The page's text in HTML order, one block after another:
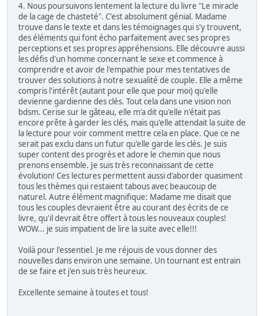
4. Nous poursuivons lentement la lecture du livre "Le miracle
de la cage de chasteté". C'est absolument génial. Madame
trouve dans le texte et dans les témoignages qui s'y trouvent,
des éléments qui font écho parfaitement avec ses propres
perceptions et ses propres appréhensions. Elle découvre aussi
les défis d'un homme concernant le sexe et commence à
comprendre et avoir de l'empathie pour mes tentatives de
trouver des solutions à notre sexualité de couple. Elle a même
compris l'intérêt (autant pour elle que pour moi) qu'elle
devienne gardienne des clés. Tout cela dans une vision non
bdsm. Cerise sur le gâteau, elle m'a dit qu'elle n'était pas
encore prête à garder les clés, mais qu'elle attendait la suite de
la lecture pour voir comment mettre cela en place. Que ce ne
serait pas exclu dans un futur qu'elle garde les clés. Je suis
super content des progrès et adore le chemin que nous
prenons ensemble. Je suis très reconnaissant de cette
évolution! Ces lectures permettent aussi d'aborder quasiment
tous les thèmes qui restaient tabous avec beaucoup de
naturel. Autre élément magnifique: Madame me disait que
tous les couples devraient être au courant des écrits de ce
livre, qu'il devrait être offert à tous les nouveaux couples!
WOW... je suis impatient de lire la suite avec elle!!!
Voilà pour l'essentiel. Je me réjouis de vous donner des
nouvelles dans environ une semaine. Un tournant est entrain
de se faire et j'en suis très heureux.
Excellente semaine à toutes et tous!